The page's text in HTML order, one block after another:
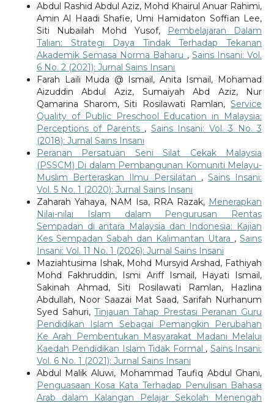
Abdul Rashid Abdul Aziz, Mohd Khairul Anuar Rahimi,
Amin Al Haadi Shafie, Umi Hamidaton Soffian Lee,
Siti Nubailah Mohd Yusof,
Pembelajaran Dalam
Talian: Strategi Daya Tindak Terhadap Tekanan
Akademik Semasa Norma Baharu , Sains Insani: Vol.
6 No. 2 (2021): Jurnal Sains Insani
Farah Laili Muda @ Ismail, Anita Ismail, Mohamad
Aizuddin Abdul Aziz, Sumaiyah Abd Aziz, Nur
Qamarina Sharom, Siti Rosilawati Ramlan,Service
Quality of Public Preschool Education in Malaysia:
Perceptions of Parents , Sains Insani: Vol. 3 No. 3
(2018): Jurnal Sains Insani
Peranan Persatuan Seni Silat Cekak Malaysia
(PSSCM) Di dalam Pembangunan Komuniti Melayu-
Muslim Berteraskan Ilmu Persilatan , Sains Insani:
Vol. 5 No. 1 (2020): Jurnal Sains Insani
Zaharah Yahaya, NAM Isa, RRA Razak, Menerapkan
Nilai-nilai Islam dalam Pengurusan Rentas
Sempadan di antara Malaysia dan Indonesia: Kajian
Kes Sempadan Sabah dan Kalimantan Utara ,Sains
Insani: Vol. 11 No. 1 (2026): Jurnal Sains Insani
Maziahtusima Ishak, Mohd Mursyid Arshad, Fathiyah
Mohd Fakhruddin, Ismi Ariff Ismail, Hayati Ismail,
Sakinah Ahmad, Siti Rosilawati Ramlan, Hazlina
Abdullah, Noor Saazai Mat Saad, Sarifah Nurhanum
Syed Sahuri,Tinjauan Tahap Prestasi Peranan Guru
Pendidikan Islam Sebagai Pemangkin Perubahan
Ke Arah Pembentukan Masyarakat Madani Melalui
Kaedah Pendidikan Islam Tidak Formal , Sains Insani:
Vol. 6 No. 1 (2021): Jurnal Sains Insani
Abdul Malik Aluwi, Mohammad Taufiq Abdul Ghani,
Penguasaan Kosa Kata Terhadap Penulisan Bahasa
Arab dalam Kalangan Pelajar Sekolah Menengah